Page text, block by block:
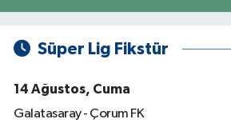
Süper Lig Fikstür
14 Ağustos, Cuma
Galatasaray - Çorum FK